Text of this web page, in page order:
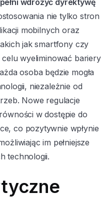
nie tylko stron
mobilnych oraz
jak smartfony czy
wyeliminować bariery
osoba będzie mogła
niezależnie od
Nowe regulacje
w dostępie do
co pozytywnie wpłynie
im pełniejsze
technologii.